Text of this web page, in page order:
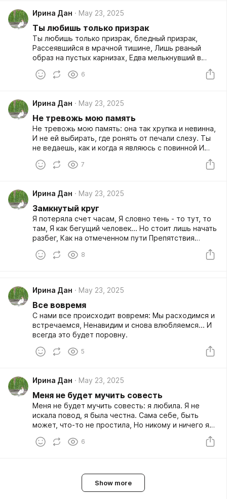
Ирина Дан May 23, 2025
Ты любишь только призрак
Ты любишь только призрак, бледный призрак,
Рассеявшийся в мрачной тишине, Лишь рваный
образ на пустых карнизах, Едва мелькнувший в
6
Ирина Дан May 23, 2025
Не тревожь мою память
Не тревожь мою память: она так хрупка и невинна,
И не ей выбирать, где ронять от печали слезу. Ты
не ведаешь, как и когда я являюсь с повинной И
7
Ирина Дан May 23, 2025
Замкнутый круг
Я потеряла счет часам, Я словно тень - то тут, то
там, Я как бегущий человек... Но стоит лишь начать
разбег, Как на отмеченном пути Препятствия
опять несет вперед. И вот уж финиш мною взят...
8
Ирина Дан May 23, 2025
Все вовремя
С нами все происходит вовремя: Мы расходимся и
встречаемся, Ненавидим и снова влюбляемся... И
всегда это будет поровну.
5
Ирина Дан May 23, 2025
Меня не будет мучить совесть
Меня не будет мучить совесть: я любила. Я не
искала повод, я была честна. Сама себе, быть
может, что-то не простила, Но никому и ничего я
6
Show more